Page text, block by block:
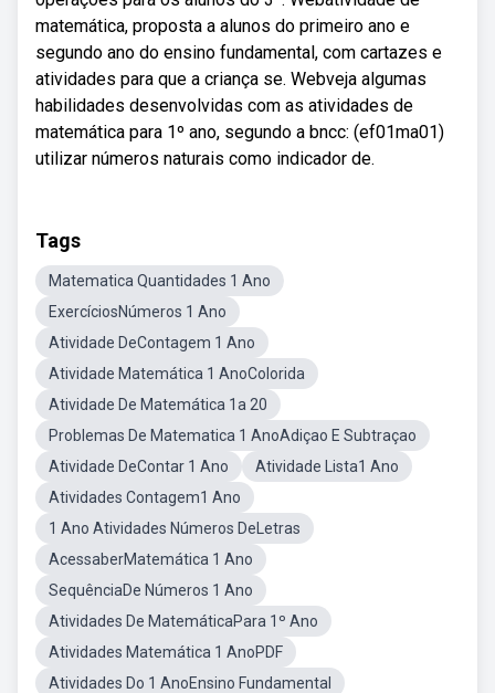
matemática, proposta a alunos do primeiro ano e
segundo ano do ensino fundamental, com cartazes e
atividades para que a criança se. Webveja algumas
habilidades desenvolvidas com as atividades de
matemática para 1º ano, segundo a bncc: (ef01ma01)
utilizar números naturais como indicador de.
Tags
Matematica Quantidades 1 Ano
ExercíciosNúmeros 1 Ano
Atividade DeContagem 1 Ano
Atividade Matemática 1 AnoColorida
Atividade De Matemática 1a 20
Problemas De Matematica 1 AnoAdiçao E Subtraçao
Atividade DeContar 1 Ano
Atividade Lista1 Ano
Atividades Contagem1 Ano
1 Ano Atividades Números DeLetras
AcessaberMatemática 1 Ano
SequênciaDe Números 1 Ano
Atividades De MatemáticaPara 1º Ano
Atividades Matemática 1 AnoPDF
Atividades Do 1 AnoEnsino Fundamental